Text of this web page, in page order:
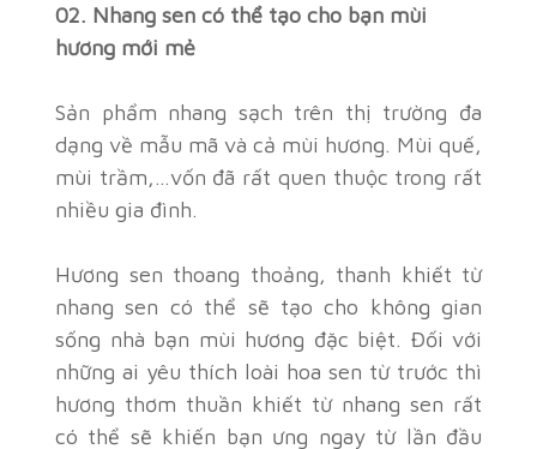
02. Nhang sen có thể tạo cho bạn mùi
hương mới mẻ
Sản phẩm nhang sạch trên thị trường đa
dạng về mẫu mã và cả mùi hương. Mùi quế,
mùi trầm,…vốn đã rất quen thuộc trong rất
nhiều gia đình.
Hương sen thoang thoảng, thanh khiết từ
nhang sen có thể sẽ tạo cho không gian
sống nhà bạn mùi hương đặc biệt. Đối với
những ai yêu thích loài hoa sen từ trước thì
hương thơm thuần khiết từ nhang sen rất
có thể sẽ khiến bạn ưng ngay từ lần đầu